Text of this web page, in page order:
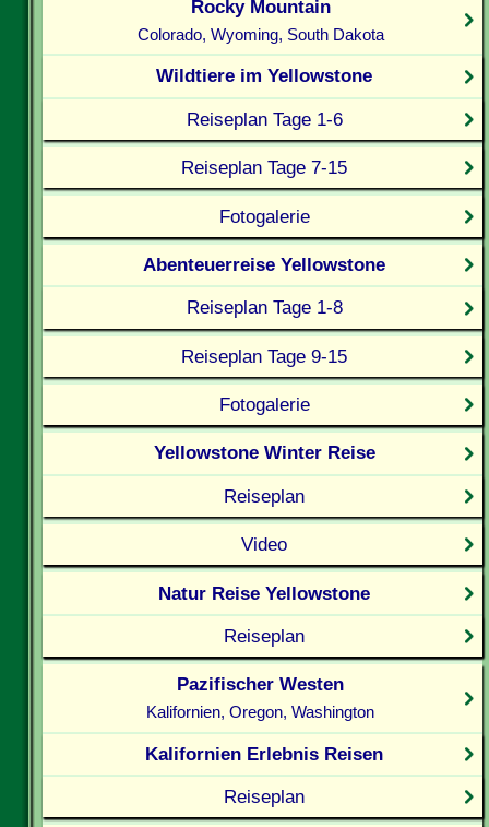
Rocky Mountain
Colorado, Wyoming, South Dakota
Wildtiere im Yellowstone
Reiseplan Tage 1-6
Reiseplan Tage 7-15
Fotogalerie
Abenteuerreise Yellowstone
Reiseplan Tage 1-8
Reiseplan Tage 9-15
Fotogalerie
Yellowstone Winter Reise
Reiseplan
Video
Natur Reise Yellowstone
Reiseplan
Pazifischer Westen
Kalifornien, Oregon, Washington
Kalifornien Erlebnis Reisen
Reiseplan